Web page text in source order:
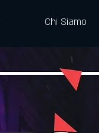
Chi Siamo